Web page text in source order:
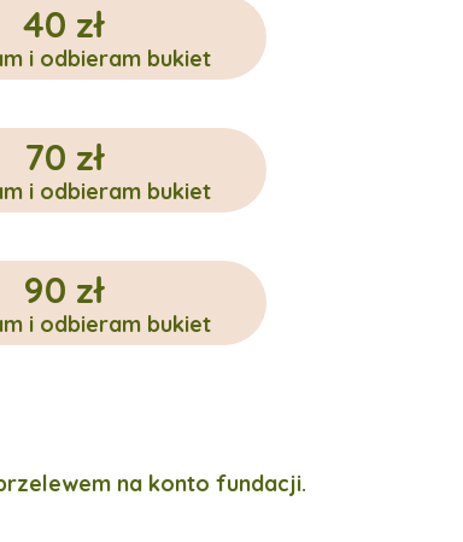
90 zł
i odbieram bukiet
70 zł
i odbieram bukiet
40 zł
i odbieram bukiet
na konto fundacji.